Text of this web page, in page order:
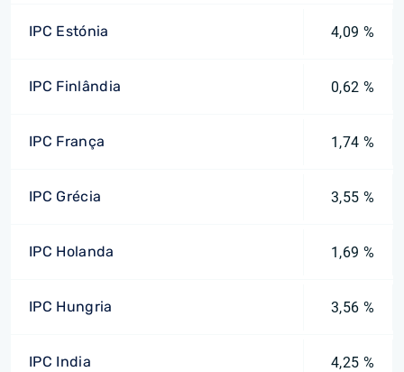
IPC Estónia 4,09 %
IPC Finlândia 0,62 %
IPC França 1,74 %
IPC Grécia 3,55 %
IPC Holanda 1,69 %
IPC Hungria 3,56 %
IPC India 4,25 %